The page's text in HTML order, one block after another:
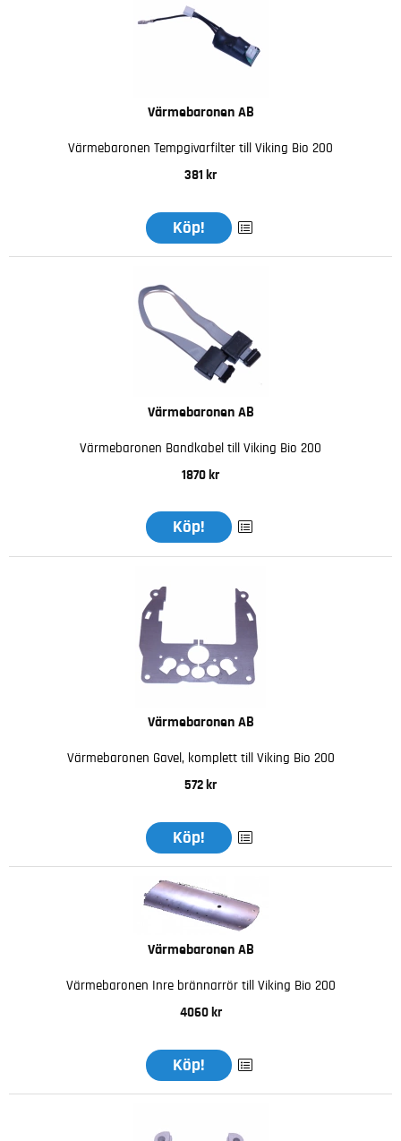
Värmebaronen AB
Värmebaronen Tempgivarfilter till Viking Bio 200
381 kr
Köp!
Värmebaronen AB
Värmebaronen Bandkabel till Viking Bio 200
1870 kr
Köp!
Värmebaronen AB
Värmebaronen Gavel, komplett till Viking Bio 200
572 kr
Köp!
Värmebaronen AB
Värmebaronen Inre brännarrör till Viking Bio 200
4060 kr
Köp!